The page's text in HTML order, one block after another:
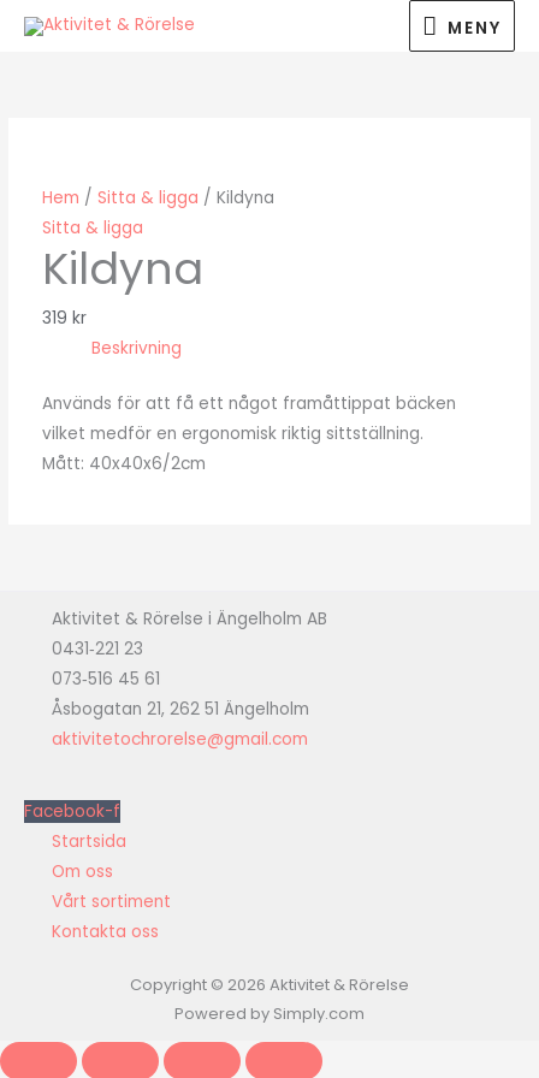
Hoppa
MENY
MENY
Hem / Sitta & ligga / Kildyna
Sitta & ligga
Kildyna
319 kr
Beskrivning
Används för att få ett något framåttippat bäcken
vilket medför en ergonomisk riktig sittställning.
Mått: 40x40x6/2cm
Aktivitet & Rörelse i Ängelholm AB
0431‑221 23
073‑516 45 61
Åsbogatan 21, 262 51 Ängelholm
aktivitetochrorelse@gmail.com
Facebook-f
Startsida
Om oss
Vårt sortiment
Kontakta oss
Copyright © 2026 Aktivitet & Rörelse
Powered by Simply.com